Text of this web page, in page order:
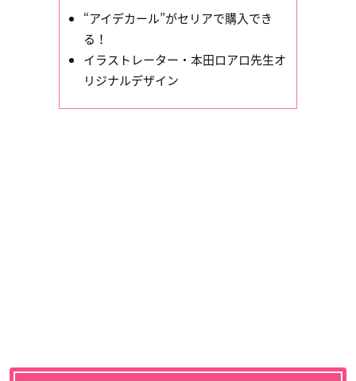
“アイデカール”がセリアで購入でき
る！
イラストレーター・本田ロアロ先生オ
リジナルデザイン